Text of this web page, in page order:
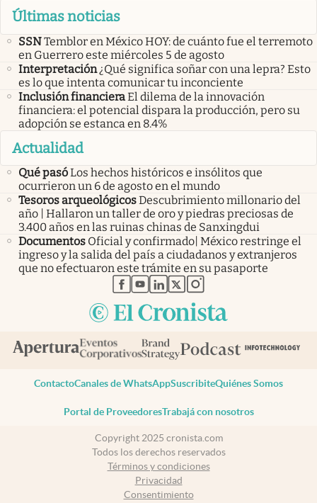
Últimas noticias
SSNTemblor en México HOY: de cuánto fue el terremoto
en Guerrero este miércoles 5 de agosto
Interpretación ¿Qué significa soñar con una lepra? Esto
es lo que intenta comunicar tu inconciente
Inclusión financieraEl dilema de la innovación
financiera: el potencial dispara la producción, pero su
adopción se estanca en 8.4%
Actualidad
Qué pasóLos hechos históricos e insólitos que
ocurrieron un 6 de agosto en el mundo
Tesoros arqueológicosDescubrimiento millonario del
año | Hallaron un taller de oro y piedras preciosas de
3.400 años en las ruinas chinas de Sanxingdui
Documentos Oficial y confirmado| México restringe el
ingreso y la salida del país a ciudadanos y extranjeros
que no efectuaron este trámite en su pasaporte
abre en nueva pestaña
abre en nueva pestaña
abre en nueva pestaña
abre en nueva pestaña
abre en nueva pestaña
ContactoCanales de WhatsAppSuscribiteQuiénes Somos
Portal de ProveedoresTrabajá con nosotros
Copyright 2025 cronista.com
Todos los derechos reservados
Términos y condiciones
Privacidad
Consentimiento